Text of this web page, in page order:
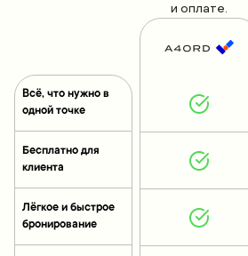
и оплате.
Всё, что нужно в
одной точке
Бесплатно для
клиента
Лёгкое и быстрое
бронирование